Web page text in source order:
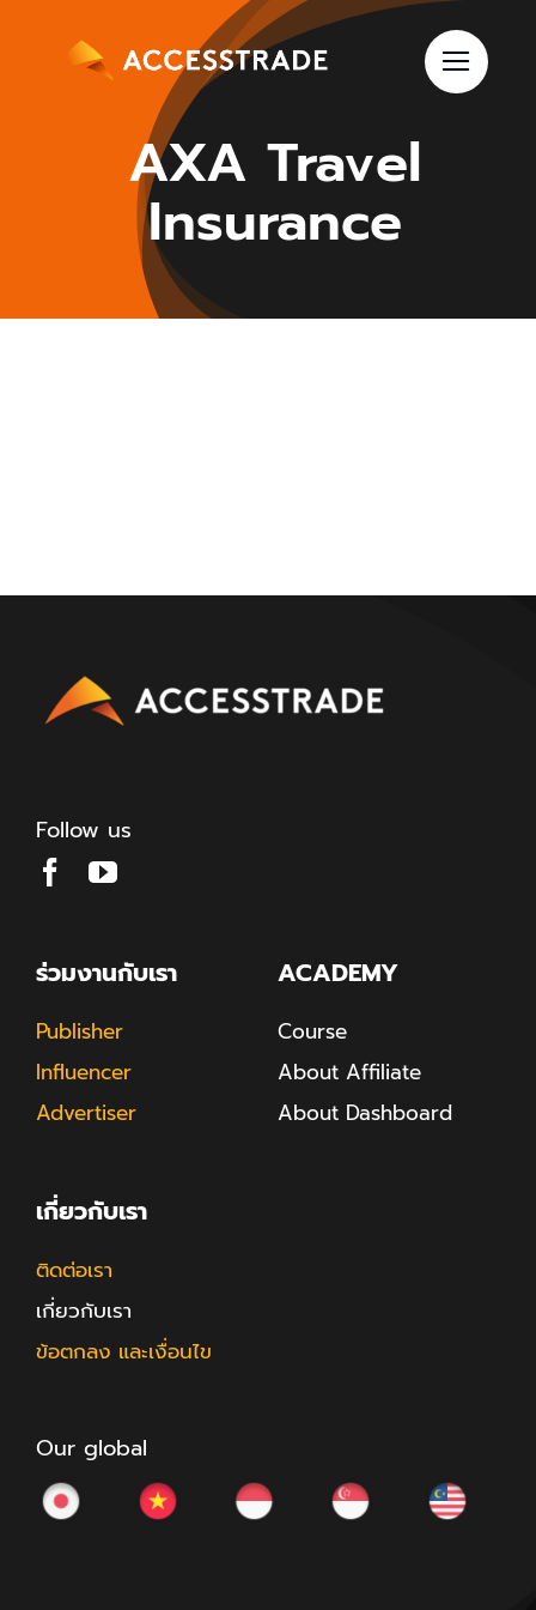
AXA Travel
Insurance
Follow us
ร่วมงานกับเรา
Publisher
Influencer
Advertiser
ACADEMY
Course
About Affiliate
About Dashboard
เกี่ยวกับเรา
ติดต่อเรา
เกี่ยวกับเรา
ข้อตกลง และเงื่อนไข
Our global